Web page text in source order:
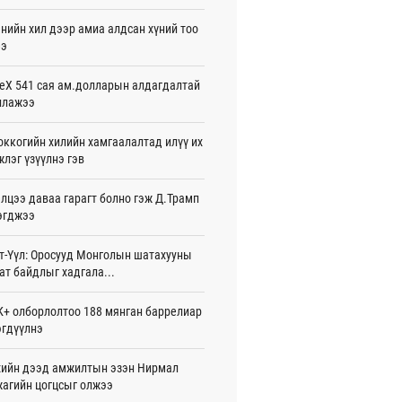
08-06
Бангладешт эргэн ирэхээ
08-06
08-06
улсын хамтын ажиллагааны талаар
солилцов
сард Сүхбаатар боомтоор
тонн Аи-92 автобензин импортолжээ
Н.Амарзаяа: 32 хуудастай
дэвтэр долоо хоногт л дүүрдэг
08-06
хил дээр амиа алдсан хүний тоо
541 сая ам.долларын алдагдалтай
хилийн хамгаалалтад илүү их
үзүүлнэ гэв
даваа гарагт болно гэж Д.Трамп
Үүл: Оросууд Монголын шатахууны
байдлыг хадгала...
олборлолтоо 188 мянган баррелиар
дээд амжилтын эзэн Нирмал
цогцсыг олжээ